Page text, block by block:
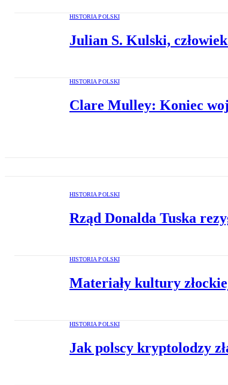
HISTORIA POLSKI
Julian S. Kulski,
HISTORIA POLSKI
Clare Mulley: Koniec
HISTORIA POLSKI
Rząd Donalda Tuska
HISTORIA POLSKI
Materiały kultury
HISTORIA POLSKI
Jak polscy kryptolodzy